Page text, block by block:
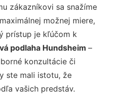
zákazníkovi sa snažíme
možnej miere,
prístup je kľúčom k
podlaha Hundsheim –
konzultácie či
ste mali istotu, že
vašich predstáv.